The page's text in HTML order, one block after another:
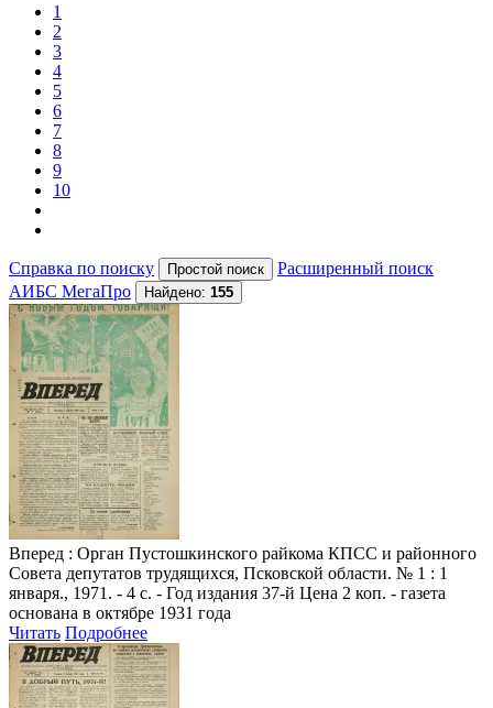
1
2
3
4
5
6
7
8
9
10
Справка по поиску
Расширенный поиск
АИБС МегаПро
Найдено: 155
Вперед : Орган Пустошкинского райкома КПСС и районного
Совета депутатов трудящихся, Псковской области. № 1 : 1
января., 1971. - 4 с. - Год издания 37-й Цена 2 коп. - газета
основана в октябре 1931 года
Читать Подробнее